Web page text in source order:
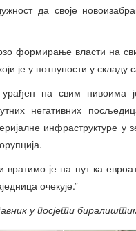
да своје
формирање власти на
је у потпуности у складу
на свим нивоима
негативних
инфраструктуре
је на пут ка
очекује.”
у посјети